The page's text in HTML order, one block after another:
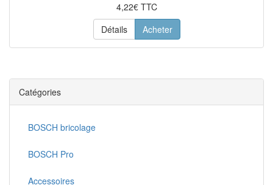
4,22€ TTC
Détails
Acheter
Catégories
BOSCH bricolage
BOSCH Pro
Accessoires